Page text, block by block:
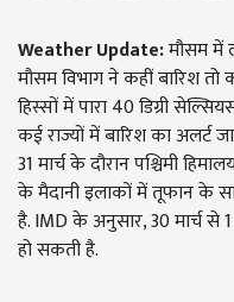
Weather Update:मौसम में
मौसम विभाग ने कहीं बारिश
हिस्सों में पारा 40 डिग्री
कई राज्यों में बारिश का अलर्ट
31 मार्च के दौरान पश्चिमी
के मैदानी इलाकों में तूफान के
है. IMD के अनुसार, 30 मार्च से 1
हो सकती है.